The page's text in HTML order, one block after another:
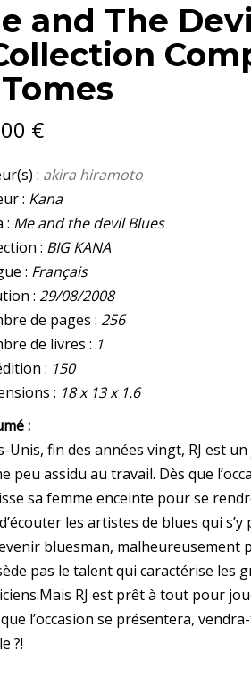
and The
€
: akira hiramoto
: Kana
: Me and the devil Blues
: BIG KANA
: Français
: 29/08/2008
de pages : 256
de livres : 1
: 150
: 18 x 13 x 1.6
:
Unis, fin des années vingt, RJ est
peu assidu au travail. Dès que
sa femme enceinte pour se
les artistes de blues qui s’y
bluesman, malheureusement
pas le talent qui caractérise les
RJ est prêt à tout pour
l’occasion se présentera,
?!